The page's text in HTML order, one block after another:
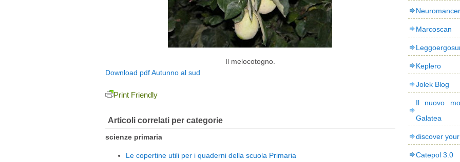
Il melocotogno.
Download pdf Autunno al sud
Print Friendly
Articoli correlati per categorie
scienze primaria
Le copertine utili per i quaderni della scuola Primaria
Neuromancer
Marcoscan
Keplero
Jolek Blog
Il nuovo
Galatea
discover
Catepol 3.0